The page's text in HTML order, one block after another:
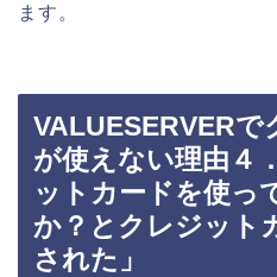
ます。
VALUESERVERで
が使えない理由４
ットカードを使っ
か？とクレジット
された」